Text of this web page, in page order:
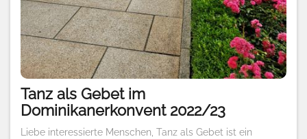
Tanz als Gebet im
Dominikanerkonvent 2022/23
Liebe interessierte Menschen, Tanz als Gebet ist ein